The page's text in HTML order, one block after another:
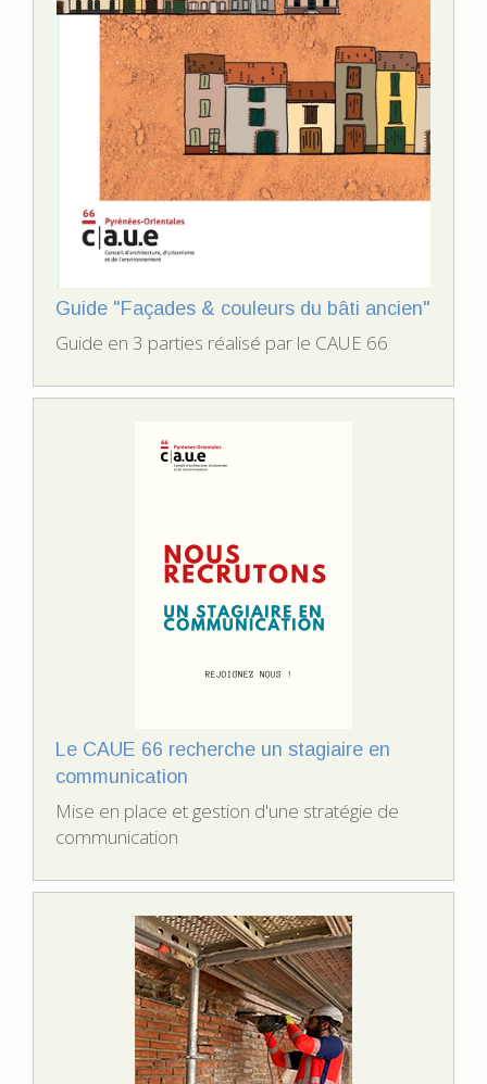
Guide "Façades & couleurs du bâti ancien"
Guide en 3 parties réalisé par le CAUE 66
Le CAUE 66 recherche un stagiaire en
communication
Mise en place et gestion d'une stratégie de
communication